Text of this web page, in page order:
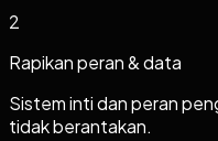
2
Rapikan peran & data
Sistem inti dan peran
tidak berantakan.